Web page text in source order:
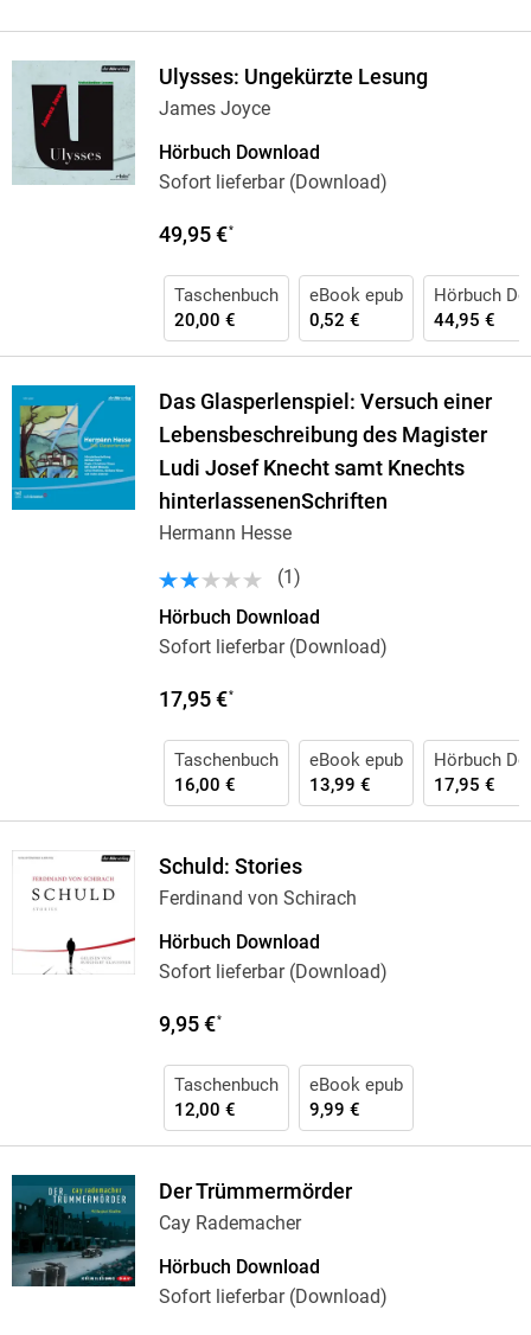
Ulysses: Ungekürzte Lesung
James Joyce
Hörbuch Download
Sofort lieferbar (Download)
49,95 €*
Taschenbuch
20,00 €
eBook epub
0,52 €
Hörbuch
44,95 €
Das Glasperlenspiel: Versuch einer
Lebensbeschreibung des Magister
Ludi Josef Knecht samt Knechts
hinterlassenenSchriften
Hermann Hesse
(1 )
Hörbuch Download
Sofort lieferbar (Download)
17,95 €*
Taschenbuch
16,00 €
eBook epub
13,99 €
Hörbuch
17,95 €
Schuld: Stories
Ferdinand von Schirach
Hörbuch Download
Sofort lieferbar (Download)
9,95 €*
Taschenbuch
12,00 €
eBook epub
9,99 €
Der Trümmermörder
Cay Rademacher
Hörbuch Download
Sofort lieferbar (Download)